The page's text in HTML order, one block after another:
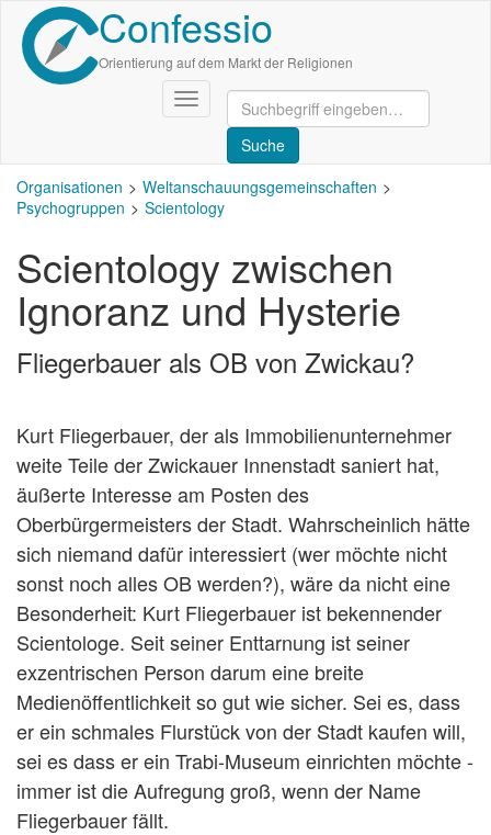
Direkt
zum
Inhalt
Confessio
Orientierung auf dem Markt der Religionen
Navigation
aktivieren/deaktivieren
Organisationen
Weltanschauungsgemeinschaften
Psychogruppen
Scientology
Scientology zwischen
Ignoranz und Hysterie
Fliegerbauer als OB von Zwickau?
Kurt Fliegerbauer, der als Immobilienunternehmer
weite Teile der Zwickauer Innenstadt saniert hat,
äußerte Interesse am Posten des
Oberbürgermeisters der Stadt. Wahrscheinlich hätte
sich niemand dafür interessiert (wer möchte nicht
sonst noch alles OB werden?), wäre da nicht eine
Besonderheit: Kurt Fliegerbauer ist bekennender
Scientologe. Seit seiner Enttarnung ist seiner
exzentrischen Person darum eine breite
Medienöffentlichkeit so gut wie sicher. Sei es, dass
er ein schmales Flurstück von der Stadt kaufen will,
sei es dass er ein Trabi-Museum einrichten möchte -
immer ist die Aufregung groß, wenn der Name
Fliegerbauer fällt.